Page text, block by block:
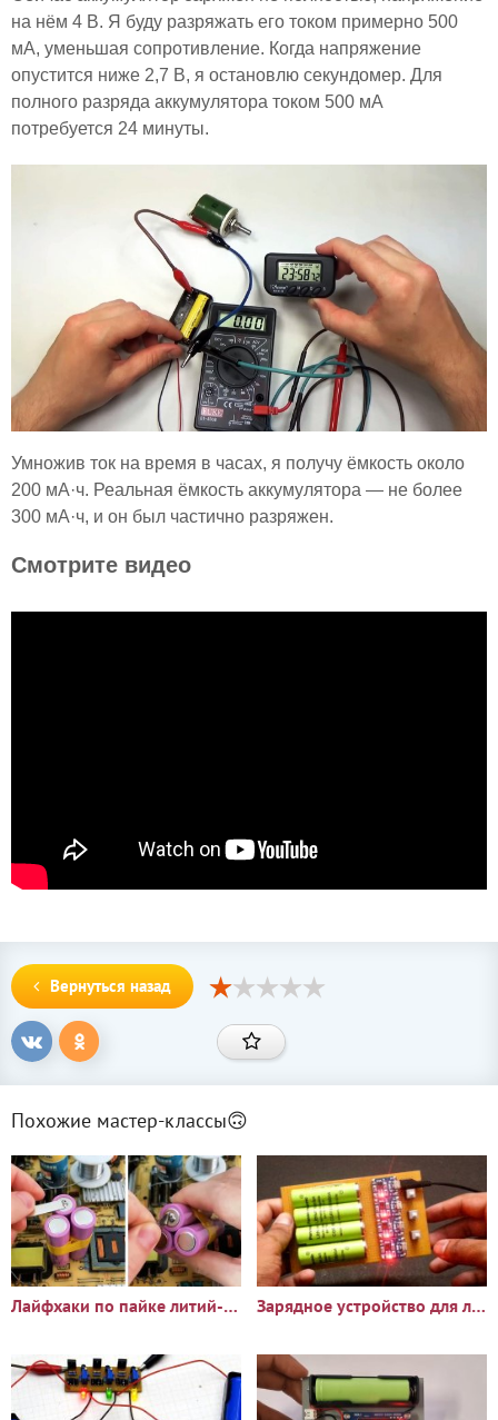
на нём 4 В. Я буду разряжать его током примерно 500
мА, уменьшая сопротивление. Когда напряжение
опустится ниже 2,7 В, я остановлю секундомер. Для
полного разряда аккумулятора током 500 мА
потребуется 24 минуты.
Умножив ток на время в часах, я получу ёмкость около
200 мА·ч. Реальная ёмкость аккумулятора — не более
300 мА·ч, и он был частично разряжен.
Смотрите видео
Вернуться назад
Похожие мастер-классы🙃
Лайфхаки по пайке литий-ионных аккумуляторов 18650 Зарядное устройство для литий-ионных аккумуляторов